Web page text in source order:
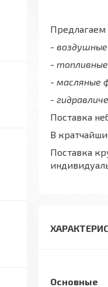
Предлагаем
-
-
- масляные
-
Поставка
В
Поставка
Основные